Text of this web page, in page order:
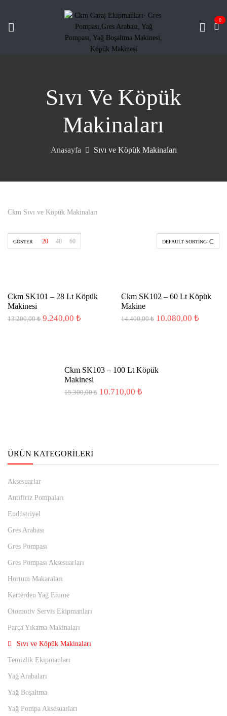
0
Sıvı Ve Köpük
Makinaları
Anasayfa Sıvı ve Köpük Makinaları
ÜRÜN KATEGORILERI
Aksesuarlar
Antifiriz Pompaları
Endüstriyel
Gres Arabası
Gres Pompası
Gres Pompası Aksesuarları
Hortum Makaraları
Karterden Yağ Emme
Otomotiv Servis Ekipmanları
Parça Yıkama Makinaları
Sıvı ve Köpük Makinaları
Temizlik Ekipmanları
Yağ Arabaları
Yağ Boşaltma
Yağ Pompa Aksesuarları
Ckm Sıvı ve Köpük Makinaları
DEFAULT SORTING
GÖSTER 20 40 60
Ckm SK101 – 28 Lt Köpük
Makinesi
13.200,00₺ Orijinal
9.240,00 ₺Şu
Ckm SK102 – 60 Lt Köpük
Makine
14.400,00₺ Orijinal
10.080,00 ₺Şu
Ckm SK103 – 100 Lt Köpük
Makinesi
15.300,00₺ Orijinal
10.710,00 ₺Şu